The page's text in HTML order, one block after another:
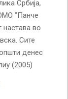
Србија,
”Панче
во
Сите
денес
(2005)